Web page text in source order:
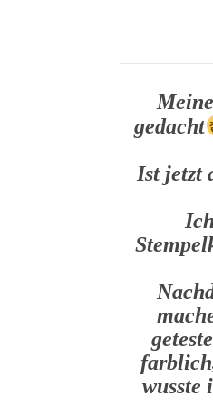
gedacht
Ist jetzt
wusste